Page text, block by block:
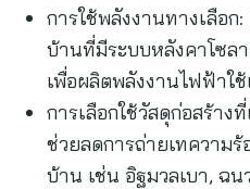
การใช้พลังงานทางเลือก
บ้านที่มีระบบหลังคาโซล
เพื่อผลิตพลังงานไฟฟ้าใช้
การเลือกใช้วัสดุก่อสร้าง
ช่วยลดการถ่ายเทความ
บ้าน เช่น อิฐมวลเบา, ฉ